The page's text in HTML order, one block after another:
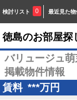
検討リスト 0 最近見た物
徳島のお部屋探
バリュージュ
掲載物件情報
賃料 ***万円